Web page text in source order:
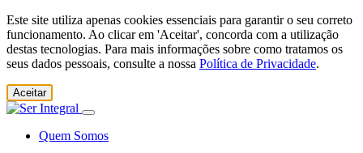
Este site utiliza apenas cookies essenciais para garantir o seu correto
funcionamento. Ao clicar em 'Aceitar', concorda com a utilização
destas tecnologias. Para mais informações sobre como tratamos os
seus dados pessoais, consulte a nossa Política de Privacidade.
Aceitar
Quem Somos